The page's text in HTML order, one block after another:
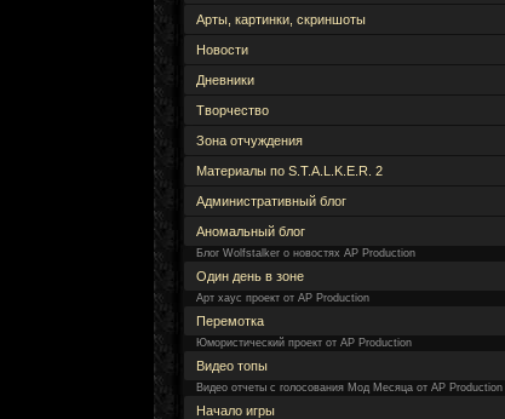
Арты, картинки, скриншоты
Новости
Дневники
Творчество
Зона отчуждения
Материалы по S.T.A.L.K.E.R. 2
Административный блог
Аномальный блог
Блог Wolfstalker о новостях AP Production
Один день в зоне
Арт хаус проект от AP Production
Перемотка
Юмористический проект от AP Production
Видео топы
Видео отчеты с голосования Мод Месяца от AP Production
Начало игры